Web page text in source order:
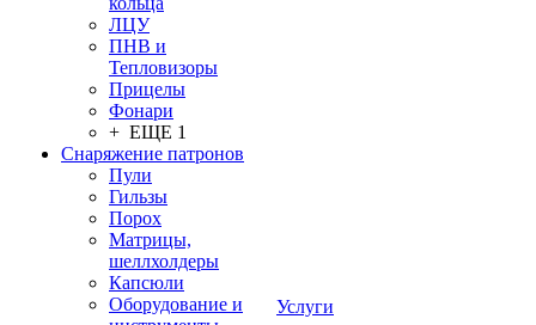
ЛЦУ
ПНВ и
Тепловизоры
Прицелы
Фонари
+ ЕЩЕ 1
Снаряжение патронов
Пули
Гильзы
Порох
Матрицы,
шеллхолдеры
Капсюли
Оборудование и
Услуги